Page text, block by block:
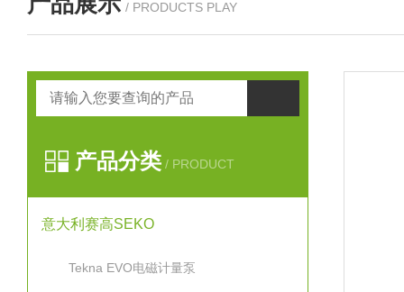
/ PRODUCTS PLAY
产品分类 / PRODUCT
意大利赛高SEKO
Tekna EVO电磁计量泵